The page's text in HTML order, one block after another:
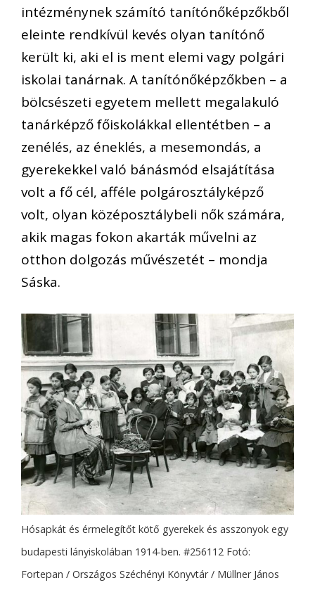
intézménynek számító tanítónőképzőkből
eleinte rendkívül kevés olyan tanítónő
került ki, aki el is ment elemi vagy polgári
iskolai tanárnak. A tanítónőképzőkben – a
bölcsészeti egyetem mellett megalakuló
tanárképző főiskolákkal ellentétben – a
zenélés, az éneklés, a mesemondás, a
gyerekekkel való bánásmód elsajátítása
volt a fő cél, afféle polgárosztályképző
volt, olyan középosztálybeli nők számára,
akik magas fokon akarták művelni az
otthon dolgozás művészetét – mondja
Sáska.
Hósapkát és érmelegítőt kötő gyerekek és asszonyok egy
budapesti lányiskolában 1914-ben. #256112 Fotó:
Fortepan / Országos Széchényi Könyvtár / Müllner János